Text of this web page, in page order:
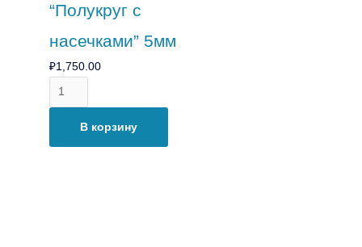
“Полукруг с
насечками” 5мм
₽1,750.00
В корзину